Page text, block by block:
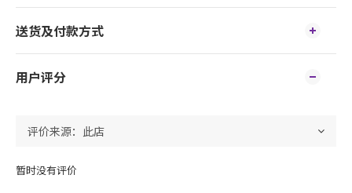
送货及付款方式
用户评分
暂时没有评价